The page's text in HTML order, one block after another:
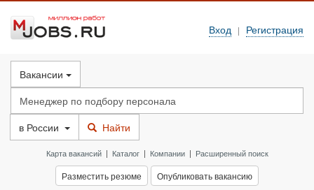
Вход | Регистрация
Вакансии
в России Найти
Карта вакансий| Каталог| Компании| Расширенный поиск
Разместить резюме Опубликовать вакансию